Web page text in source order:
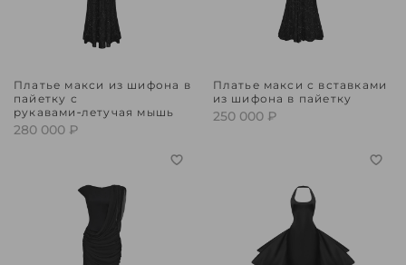
Платье макси из шифона в
пайетку с
рукавами‑летучая мышь
280 000 ₽
Платье макси с вставками
из шифона в пайетку
250 000 ₽